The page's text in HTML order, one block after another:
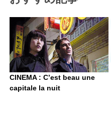
CINEMA : C’est beau une
capitale la nuit